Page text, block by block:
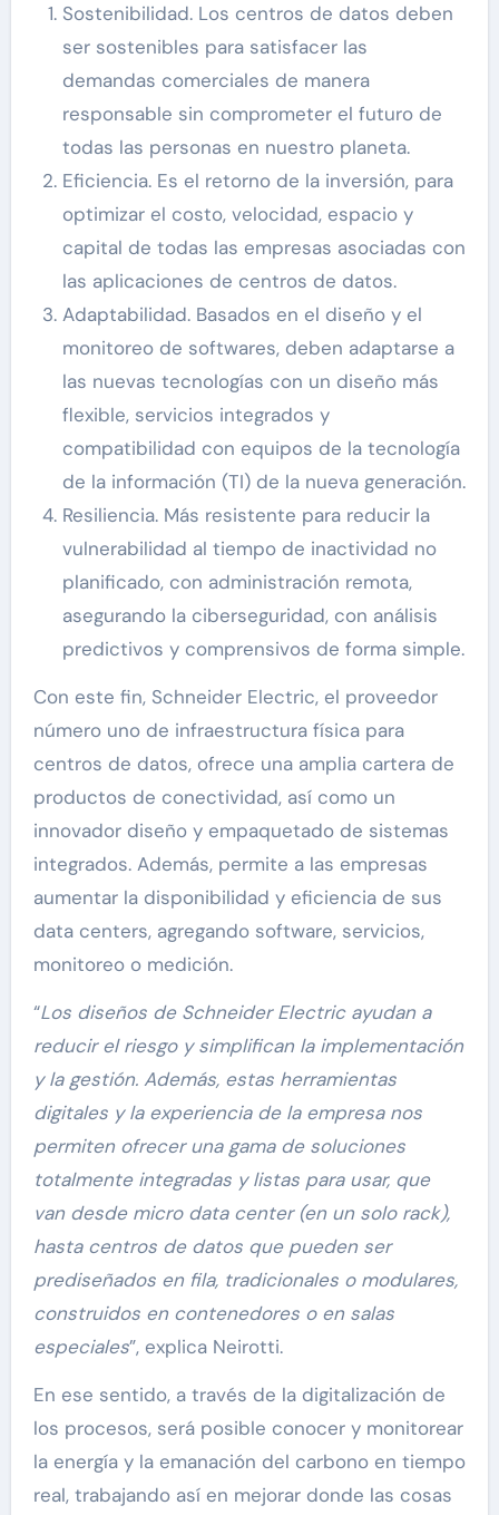
Sostenibilidad. Los centros de datos deben
ser sostenibles para satisfacer las
demandas comerciales de manera
responsable sin comprometer el futuro de
todas las personas en nuestro planeta.
Eficiencia. Es el retorno de la inversión, para
optimizar el costo, velocidad, espacio y
capital de todas las empresas asociadas con
las aplicaciones de centros de datos.
Adaptabilidad. Basados ​​en el diseño y el
monitoreo de softwares, deben adaptarse a
las nuevas tecnologías con un diseño más
flexible, servicios integrados y
compatibilidad con equipos de la tecnología
de la información (TI) de la nueva generación.
Resiliencia. Más resistente para reducir la
vulnerabilidad al tiempo de inactividad no
planificado, con administración remota,
asegurando la ciberseguridad, con análisis
predictivos y comprensivos de forma simple.
Con este fin, Schneider Electric, el proveedor
número uno de infraestructura física para
centros de datos, ofrece una amplia cartera de
productos de conectividad, así como un
innovador diseño y empaquetado de sistemas
integrados. Además, permite a las empresas
aumentar la disponibilidad y eficiencia de sus
data centers, agregando software, servicios,
monitoreo o medición.
“Los diseños de Schneider Electric ayudan a
reducir el riesgo y simplifican la implementación
y la gestión. Además, estas herramientas
digitales y la experiencia de la empresa nos
permiten ofrecer una gama de soluciones
totalmente integradas y listas para usar, que
van desde micro data center (en un solo rack),
hasta centros de datos que pueden ser
prediseñados en fila, tradicionales o modulares,
construidos en contenedores o en salas
especiales”, explica Neirotti.
En ese sentido, a través de la digitalización de
los procesos, será posible conocer y monitorear
la energía y la emanación del carbono en tiempo
real, trabajando así en mejorar donde las cosas